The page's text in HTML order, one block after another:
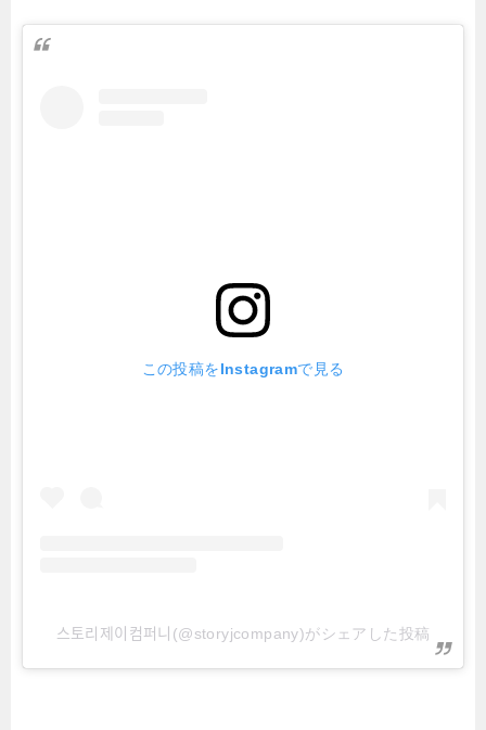
この投稿をInstagramで見る
스토리제이컴퍼니(@storyjcompany)がシェアした投稿